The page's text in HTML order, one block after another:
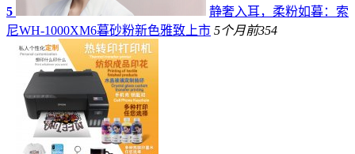
5
静奢入耳，柔粉如暮：索
尼WH-1000XM6暮砂粉新色雅致上市 5个月前354